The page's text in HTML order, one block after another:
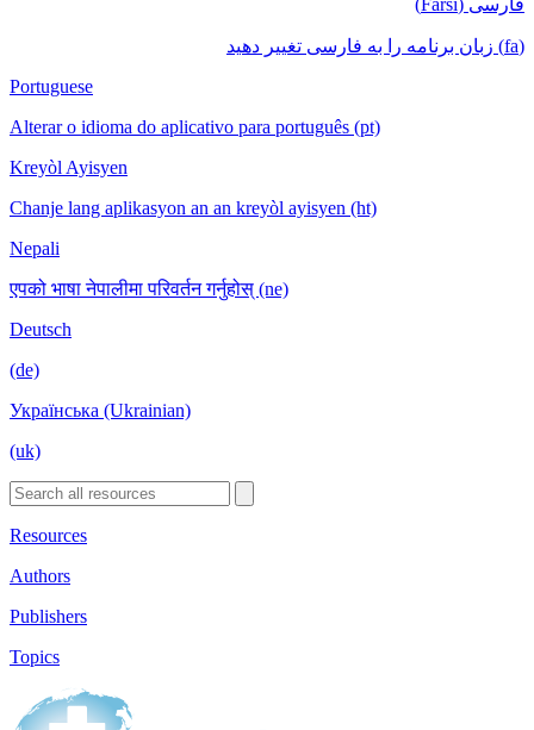
(fa) زبان برنامه را به فارسی تغییر دهید
Portuguese
Alterar o idioma do aplicativo para português (pt)
Kreyòl Ayisyen
Chanje lang aplikasyon an an kreyòl ayisyen (ht)
Nepali
एपको भाषा नेपालीमा परिवर्तन गर्नुहोस् (ne)
Deutsch
(de)
Українська (Ukrainian)
(uk)
Resources
Authors
Publishers
Topics